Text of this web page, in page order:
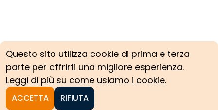
Questo sito utilizza cookie di prima e terza
parte per offrirti una migliore esperienza.
Leggi di più su come usiamo i cookie.
ACCETTA RIFIUTA